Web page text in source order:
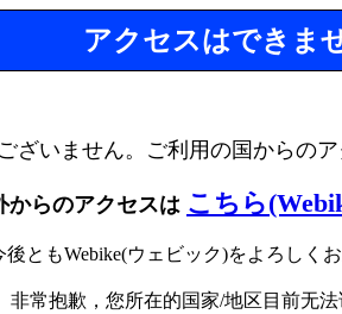
アクセスはできま
ざいません。ご利用の国からの
からのアクセスは こちら
後ともWebike(ウェビック)をよろしく
非常抱歉，您所在的国家/地区目前无法